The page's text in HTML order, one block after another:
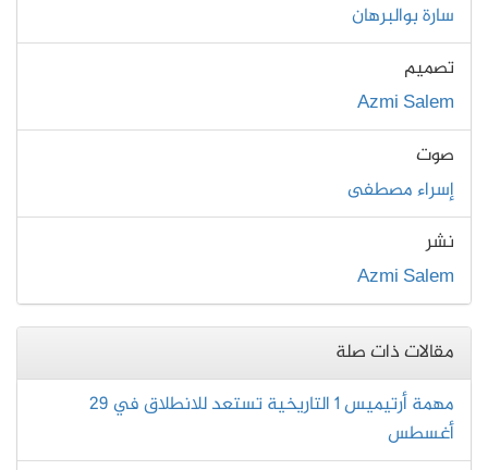
سارة بوالبرهان
تصميم
Azmi Salem
صوت
إسراء مصطفى
نشر
Azmi Salem
مقالات ذات صلة
مهمة أرتيميس 1 التاريخية تستعد للانطلاق في 29
أغسطس